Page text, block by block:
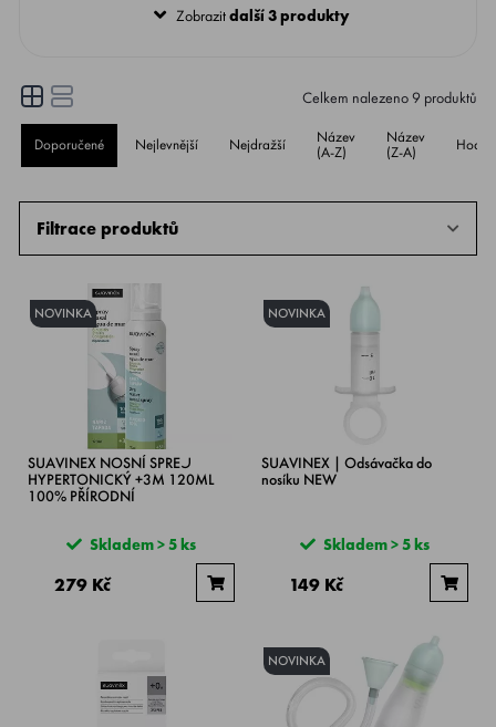
Zobrazitdalší 3 produkty
Celkem nalezeno9 produktů
Doporučené Nejlevnější Nejdražší
Název
(A-Z)
Název
(Z-A)
Filtrace produktů
NOVINKA
SUAVINEX NOSNÍ SPREJ
HYPERTONICKÝ +3M 120ML
100% PŘÍRODNÍ
Skladem > 5 ks
279 Kč
NOVINKA
SUAVINEX | Odsávačka do
nosíku NEW
Skladem > 5 ks
149 Kč
NOVINKA